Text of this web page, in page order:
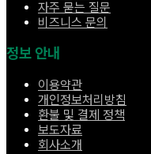
자주 묻는 질문
비즈니스 문의
정보 안내
이용약관
개인정보처리방침
환불 및 결제 정책
보도자료
회사소개